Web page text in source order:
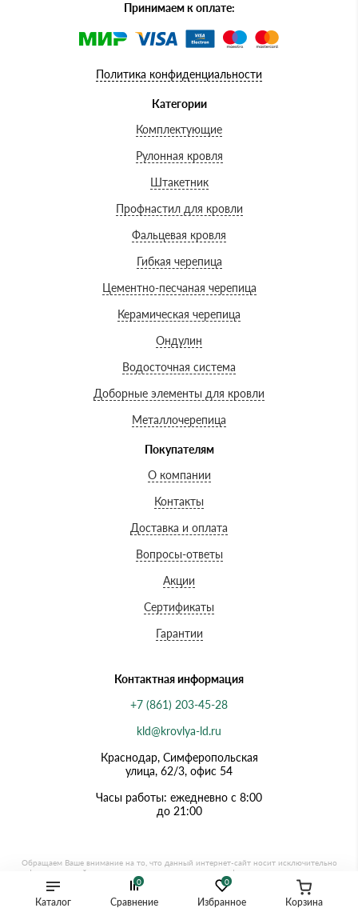
Каталог
0
Избранное
0
Сравнение Корзина
Принимаем к оплате:
Политика конфиденциальности
Категории
Комплектующие
Рулонная кровля
Штакетник
Профнастил для кровли
Фальцевая кровля
Гибкая черепица
Цементно-песчаная черепица
Керамическая черепица
Ондулин
Водосточная система
Доборные элементы для кровли
Металлочерепица
Покупателям
О компании
Контакты
Доставка и оплата
Вопросы-ответы
Акции
Сертификаты
Гарантии
Контактная информация
+7 (861) 203-45-28
kld@krovlya-ld.ru
Краснодар, Симферопольская
улица, 62/3, офис 54
Часы работы: ежедневно с 8:00
до 21:00